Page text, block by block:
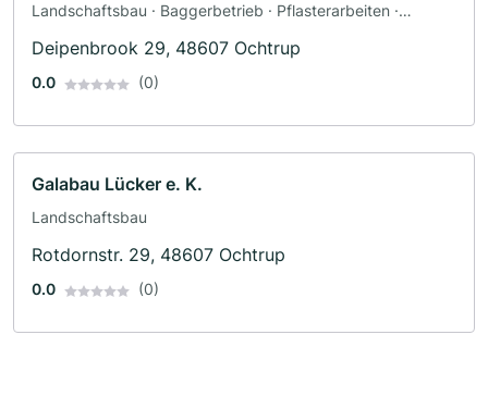
Landschaftsbau · Baggerbetrieb · Pflasterarbeiten ·
Deipenbrook 29, 48607 Ochtrup
0.0 (0)
Galabau Lücker e. K.
Landschaftsbau
Rotdornstr. 29, 48607 Ochtrup
0.0 (0)